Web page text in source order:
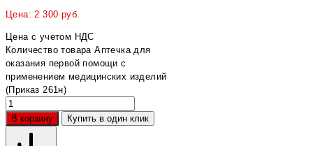
Цена:2 300 руб.
Цена с учетом НДС
Количество товара Аптечка для
оказания первой помощи с
применением медицинских изделий
(Приказ 261н)
В корзину Купить в один клик